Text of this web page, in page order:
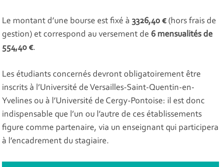
Le montant d’une bourse est fixé à3326,40 €(hors frais de
gestion) et correspond au versement de 6 mensualités de
554,40 €.
Les étudiants concernés devront obligatoirement être
inscrits à l’Université de Versailles-Saint-Quentin-en-
Yvelines ou à l’Université de Cergy-Pontoise: il est donc
indispensable que l’un ou l’autre de ces établissements
figure comme partenaire, via un enseignant qui participera
à l’encadrement du stagiaire.